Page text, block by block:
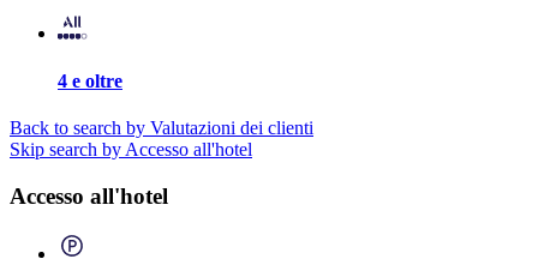
4 e oltre
Back to search by Valutazioni dei clienti
Skip search by Accesso all'hotel
Accesso all'hotel